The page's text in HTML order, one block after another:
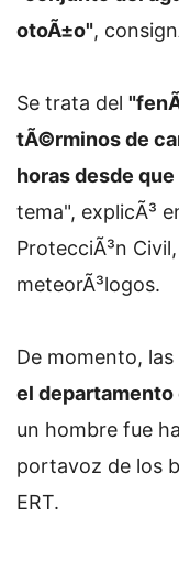
otoÃ±o",
Se trata del
tÃ©rminos de
horas desde
tema", explicÃ³
ProtecciÃ³n
meteorÃ³logos.
De momento, las
el
un hombre fue
portavoz de los
ERT.